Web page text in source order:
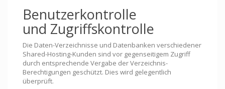
Benutzerkontrolle
und Zugriffskontrolle
Die Daten-Verzeichnisse und Datenbanken verschiedener
Shared-Hosting-Kunden sind vor gegenseitigem Zugriff
durch entsprechende Vergabe der Verzeichnis-
Berechtigungen geschützt. Dies wird gelegentlich
überprüft.